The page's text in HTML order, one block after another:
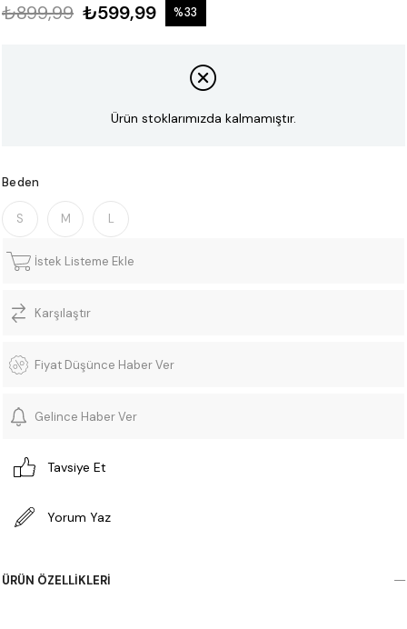
₺899,99 ₺599,99 %33
Ürün stoklarımızda kalmamıştır.
Beden
S M L
İstek Listeme Ekle
Karşılaştır
Fiyat Düşünce Haber Ver
Gelince Haber Ver
Tavsiye Et
Yorum Yaz
ÜRÜN ÖZELLIKLERI